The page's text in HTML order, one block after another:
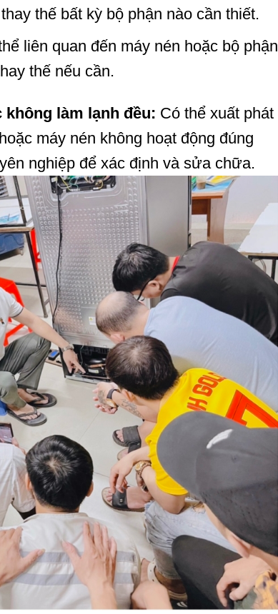
thế bất kỳ bộ phận nào cần thiết.
liên quan đến máy nén hoặc bộ phận
thế nếu cần.
làm lạnh đều: Có thể xuất phát
máy nén không hoạt động đúng
nghiệp để xác định và sửa chữa.